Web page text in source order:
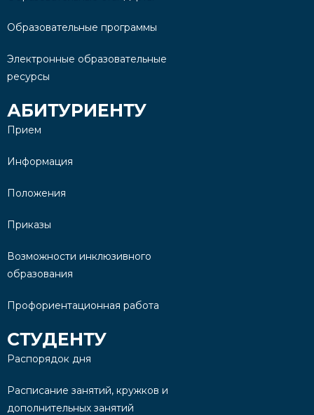
Образовательные программы
Электронные образовательные
ресурсы
АБИТУРИЕНТУ
Прием
Информация
Положения
Приказы
Возможности инклюзивного
образования
Профориентационная работа
СТУДЕНТУ
Распорядок дня
Расписание занятий, кружков и
дополнительных занятий